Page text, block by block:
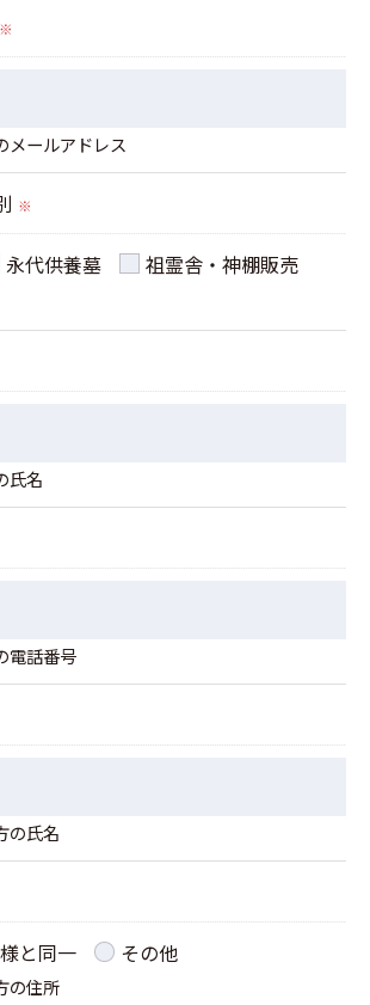
託について＞
目的の達成に必要な範囲において、
に委託する場合があります。
対しては個人情報保護契約等の措
監督を行います。
管理＞
えなかった場合に生じる結果＞
けない場合は、それに対応した当社
示･訂正・削除･利用停止の手続につ
確認のうえ、対応させて頂きま
訂正･削除・利用停止の具体的手続
、お電話でお問合せ下さい。
※
メールアドレス
※
永代供養墓
祖霊舎・神棚販売
氏名
電話番号
の氏名
と同一 その他
の住所